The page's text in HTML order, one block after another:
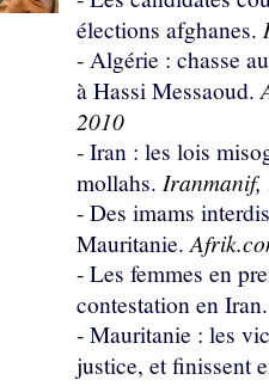
élections afghanes.
- Algérie : chasse
à Hassi Messaoud.
2010
- Iran : les lois
mollahs. Iranmanif,
- Des imams
Mauritanie.
- Les femmes en
contestation en Iran.
- Mauritanie : les
justice, et finissent